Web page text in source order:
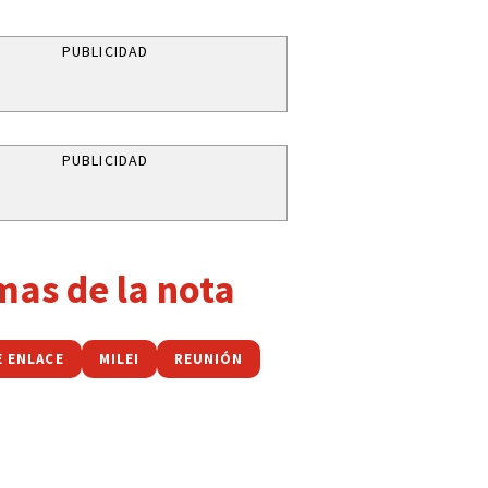
PUBLICIDAD
PUBLICIDAD
de la nota
ENLACE MILEI REUNIÓN